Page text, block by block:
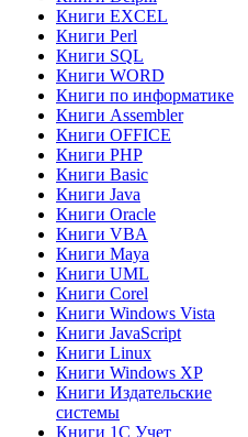
Книги EXCEL
Книги Perl
Книги SQL
Книги WORD
Книги по информатике
Книги Assembler
Книги OFFICE
Книги PHP
Книги Basic
Книги Java
Книги Oracle
Книги VBA
Книги Maya
Книги UML
Книги Corel
Книги Windows Vista
Книги JavaScript
Книги Linux
Книги Windows XP
Книги Издательские
системы
Книги 1C Учет